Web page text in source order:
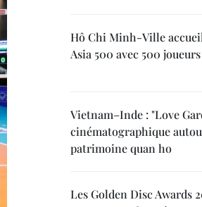
Hô Chi Minh-Ville
Asia 500 avec 500
Vietnam–Inde : "Love
cinématographique
patrimoine quan ho
Les Golden Disc Awards